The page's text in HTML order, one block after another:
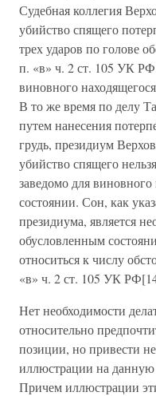
Судебная коллегия
убийство спящего
трех ударов по голове
п. «в» ч. 2 ст. 105 УК РФ
виновного
В то же время по делу
путем нанесения
грудь, президиум
убийство спящего
заведомо для
состоянии. Сон, как
президиума, является
обусловленным
относиться к числу
«в» ч. 2 ст. 105 УК
Нет необходимости
относительно
позиции, но привести
иллюстрации на данную
Причем иллюстрации